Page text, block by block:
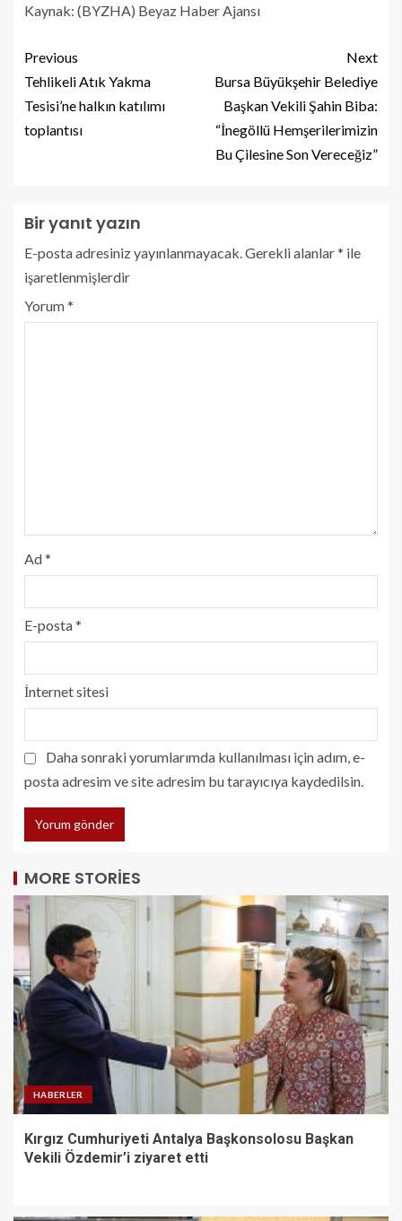
Kaynak: (BYZHA) Beyaz Haber Ajansı
Previous
Tehlikeli Atık Yakma
Tesisi’ne halkın katılımı
toplantısı
Next
Bursa Büyükşehir Belediye
Başkan Vekili Şahin Biba:
“İnegöllü Hemşerilerimizin
Bu Çilesine Son Vereceğiz”
Bir yanıt yazın
E-posta adresiniz yayınlanmayacak. Gerekli alanlar* ile
işaretlenmişlerdir
Yorum*
Ad*
E-posta*
İnternet sitesi
Daha sonraki yorumlarımda kullanılması için adım, e-
posta adresim ve site adresim bu tarayıcıya kaydedilsin.
MORE STORIES
HABERLER
Kırgız Cumhuriyeti Antalya Başkonsolosu Başkan
Vekili Özdemir’i ziyaret etti